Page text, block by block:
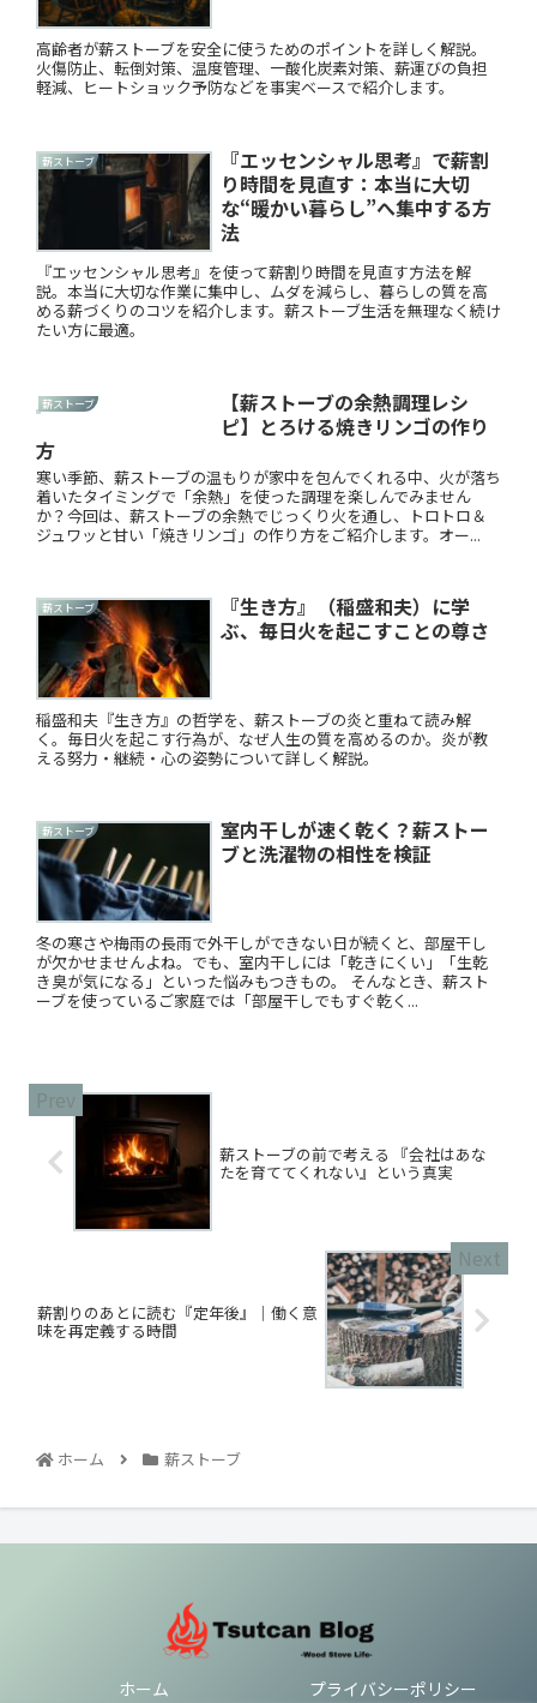
高齢者が薪ストーブを安全に使うためのポイントを詳しく解説。
火傷防止、転倒対策、温度管理、一酸化炭素対策、薪運びの負担
軽減、ヒートショック予防などを事実ベースで紹介します。
薪ストーブ
『エッセンシャル思考』で薪割
り時間を見直す：本当に大切
な“暖かい暮らし”へ集中する方
法
『エッセンシャル思考』を使って薪割り時間を見直す方法を解
説。本当に大切な作業に集中し、ムダを減らし、暮らしの質を高
める薪づくりのコツを紹介します。薪ストーブ生活を無理なく続け
たい方に最適。
薪ストーブ
【薪ストーブの余熱調理レシ
ピ】とろける焼きリンゴの作り
方
寒い季節、薪ストーブの温もりが家中を包んでくれる中、火が落ち
着いたタイミングで「余熱」を使った調理を楽しんでみません
か？今回は、薪ストーブの余熱でじっくり火を通し、トロトロ＆
ジュワッと甘い「焼きリンゴ」の作り方をご紹介します。オー...
薪ストーブ
『生き方』（稲盛和夫）に学
ぶ、毎日火を起こすことの尊さ
稲盛和夫『生き方』の哲学を、薪ストーブの炎と重ねて読み解
く。毎日火を起こす行為が、なぜ人生の質を高めるのか。炎が教
える努力・継続・心の姿勢について詳しく解説。
薪ストーブ
室内干しが速く乾く？薪ストー
ブと洗濯物の相性を検証
冬の寒さや梅雨の長雨で外干しができない日が続くと、部屋干し
が欠かせませんよね。でも、室内干しには「乾きにくい」「生乾
き臭が気になる」といった悩みもつきもの。 そんなとき、薪スト
ーブを使っているご家庭では「部屋干しでもすぐ乾く...
薪ストーブの前で考える 『会社はあな
たを育ててくれない』という真実
薪割りのあとに読む『定年後』｜働く意
味を再定義する時間
ホーム 薪ストーブ
ホーム プライバシーポリシー